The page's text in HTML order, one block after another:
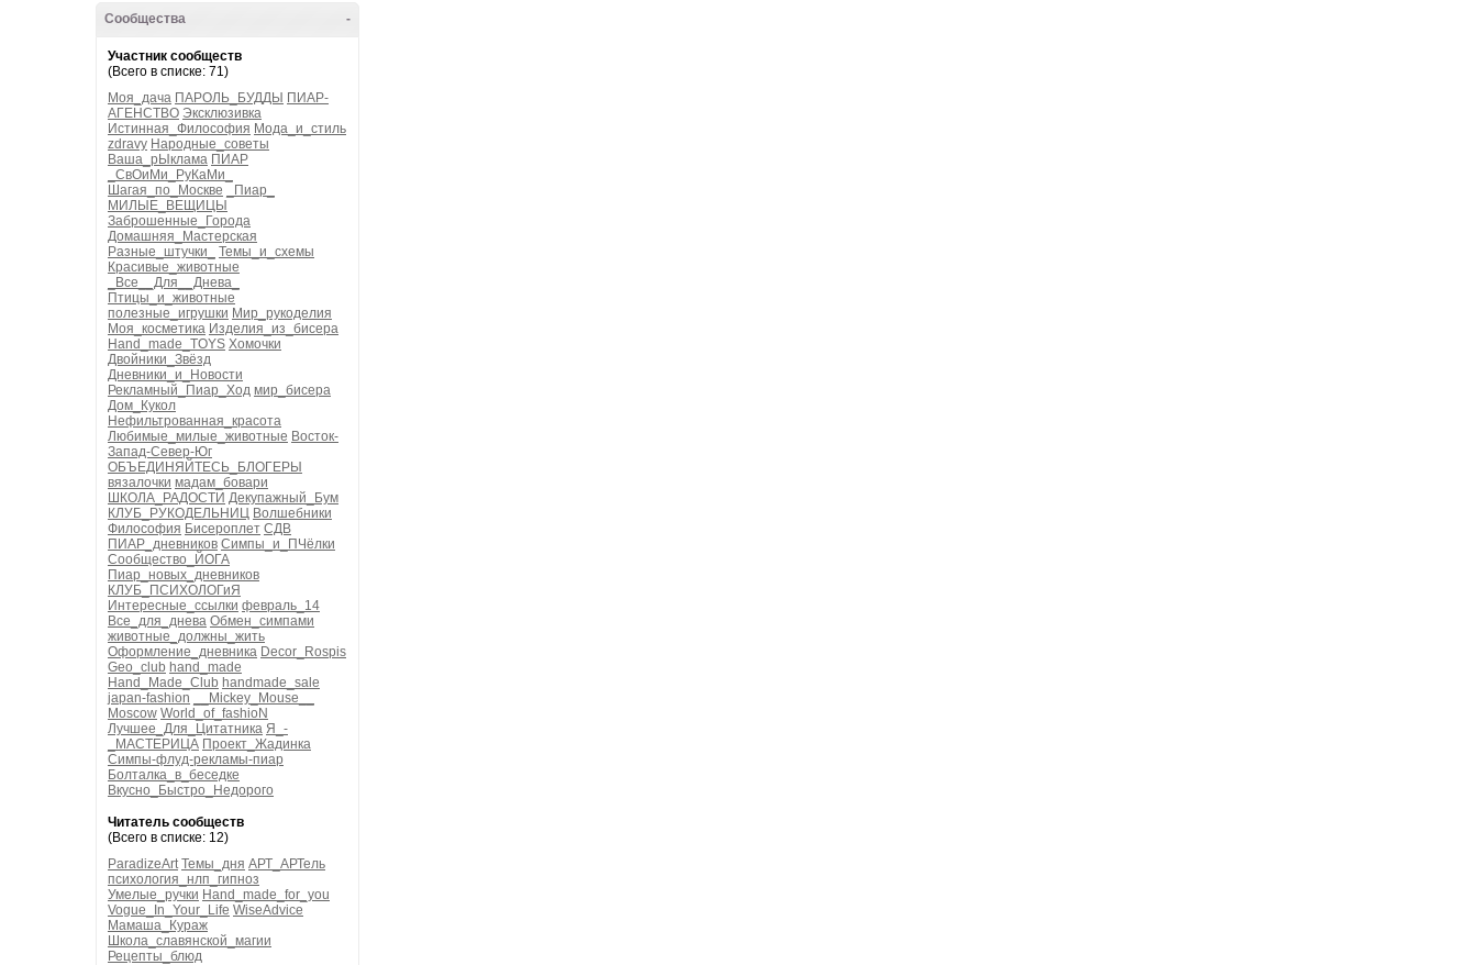
-
Сообщества
Участник сообществ
(Всего в списке: 71)
Моя_дача ПАРОЛЬ_БУДДЫ ПИАР-
АГЕНСТВО Эксклюзивка
Истинная_Философия Мода_и_стиль
zdravy Народные_советы
Ваша_рЫклама ПИАР
_СвОиМи_РуКаМи_
Шагая_по_Москве
_Пиар_
МИЛЫЕ_ВЕЩИЦЫ
Заброшенные_Города
Домашняя_Мастерская
Разные_штучки_
Темы_и_схемы
Красивые_животные
_Все__Для__Днева_
Птицы_и_животные
полезные_игрушки Мир_рукоделия
Моя_косметика Изделия_из_бисера
Hand_made_TOYS Хомочки
Двойники_Звёзд
Дневники_и_Новости
Рекламный_Пиар_Ход мир_бисера
Дом_Кукол
Нефильтрованная_красота
Любимые_милые_животные Восток-
Запад-Север-Юг
ОБЪЕДИНЯЙТЕСЬ_БЛОГЕРЫ
вязалочки мадам_бовари
ШКОЛА_РАДОСТИ Декупажный_Бум
КЛУБ_РУКОДЕЛЬНИЦ Волшебники
Философия Бисероплет СДВ
ПИАР_дневников Симпы_и_ПЧёлки
Сообщество_ЙОГА
Пиар_новых_дневников
КЛУБ_ПСИХОЛОГиЯ
Интересные_ссылки февраль_14
Все_для_днева Обмен_симпами
животные_должны_жить
Оформление_дневника Decor_Rospis
Geo_club hand_made
Hand_Made_Club handmade_sale
japan-fashion
__Mickey_Mouse__
Moscow World_of_fashioN
Лучшее_Для_Цитатника Я_-
_МАСТЕРИЦА Проект_Жадинка
Симпы-флуд-рекламы-пиар
Болталка_в_беседке
Вкусно_Быстро_Недорого
Читатель сообществ
(Всего в списке: 12)
ParadizeArt Темы_дня АРТ_АРТель
психология_нлп_гипноз
Умелые_ручки Hand_made_for_you
Vogue_In_Your_Life WiseAdvice
Мамаша_Кураж
Школа_славянской_магии
Рецепты_блюд